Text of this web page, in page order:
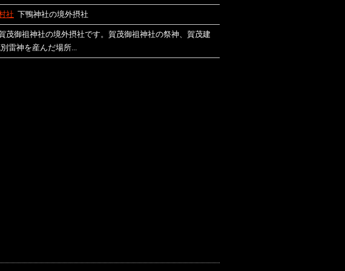
社 下鴨神社の境外摂社
茂御祖神社の境外摂社です。賀茂御祖神社の祭神、賀茂建
雷神を産んだ場所...